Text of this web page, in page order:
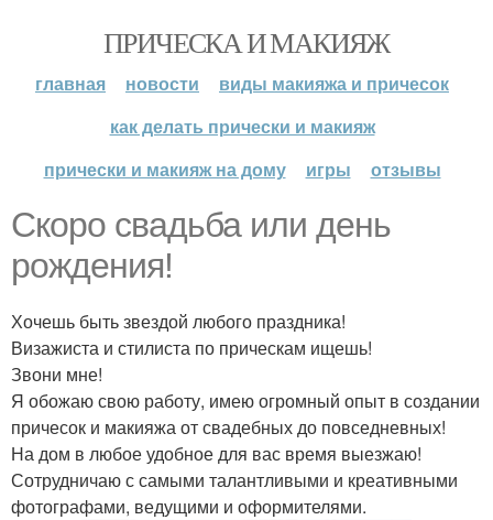
ПРИЧЕСКА И МАКИЯЖ
главная новости
виды макияжа и причесок
как делать прически и макияж
прически и макияж на дому
игры отзывы
Скоро свадьба или день
рождения!
Хочешь быть звездой любого праздника!
Визажиста и стилиста по прическам ищешь!
Звони мне!
Я обожаю свою работу, имею огромный опыт в создании
причесок и макияжа от свадебных до повседневных!
На дом в любое удобное для вас время выезжаю!
Сотрудничаю с самыми талантливыми и креативными
фотографами, ведущими и оформителями.